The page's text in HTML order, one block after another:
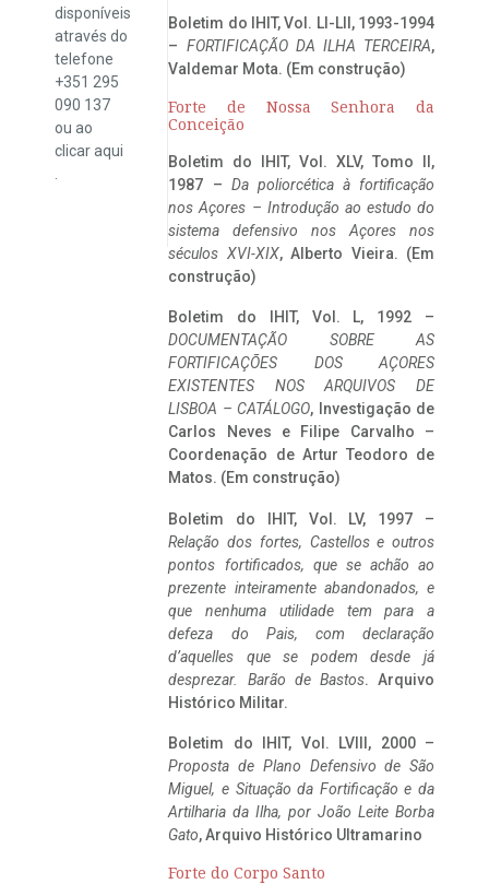
disponíveis
através do
telefone
+351 295
090 137
ou ao
clicaraqui
Boletim do IHIT, Vol. LI-LII, 1993-1994
– FORTIFICAÇÃO DA ILHA TERCEIRA,
Valdemar Mota. (Em construção)
Forte de Nossa Senhora da
Conceição
Boletim do IHIT, Vol. XLV, Tomo II,
1987 – Da poliorcética à fortificação
nos Açores – Introdução ao estudo do
sistema defensivo nos Açores nos
séculos XVI-XIX, Alberto Vieira. (Em
construção)
Boletim do IHIT, Vol. L, 1992 –
DOCUMENTAÇÃO SOBRE AS
FORTIFICAÇÕES DOS AÇORES
EXISTENTES NOS ARQUIVOS DE
LISBOA – CATÁLOGO, Investigação de
Carlos Neves e Filipe Carvalho –
Coordenação de Artur Teodoro de
Matos. (Em construção)
Boletim do IHIT, Vol. LV, 1997 –
Relação dos fortes, Castellos e outros
pontos fortificados, que se achão ao
prezente inteiramente abandonados, e
que nenhuma utilidade tem para a
defeza do Pais, com declaração
d’aquelles que se podem desde já
desprezar. Barão de Bastos. Arquivo
Histórico Militar.
Boletim do IHIT, Vol. LVIII, 2000 –
Proposta de Plano Defensivo de São
Miguel, e Situação da Fortificação e da
Artilharia da Ilha, por João Leite Borba
Gato, Arquivo Histórico Ultramarino
Forte do Corpo Santo